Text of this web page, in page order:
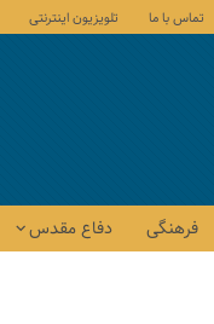
تماس با ما تلویزیون اینترنتی
فرهنگی دفاع مقدس